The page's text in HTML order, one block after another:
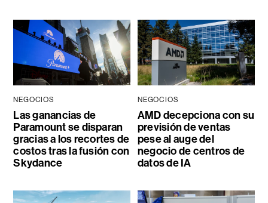
NEGOCIOS
Las ganancias de
Paramount se disparan
gracias a los recortes de
costos tras la fusión con
Skydance
NEGOCIOS
AMD decepciona con su
previsión de ventas
pese al auge del
negocio de centros de
datos de IA